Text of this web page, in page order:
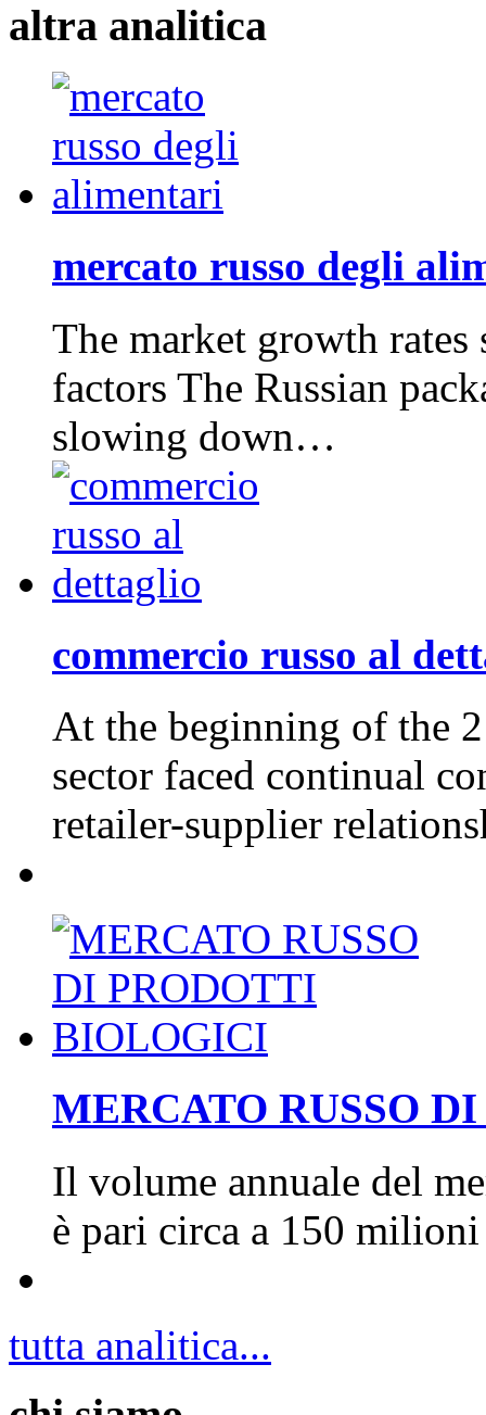
altra analitica
mercato russo degli
The market growth
factors The Russian
slowing down…
commercio russo al
At the beginning of the
sector faced continual
retailer-supplier
MERCATO RUSSO
Il volume annuale del
è pari circa a 150
tutta analitica...